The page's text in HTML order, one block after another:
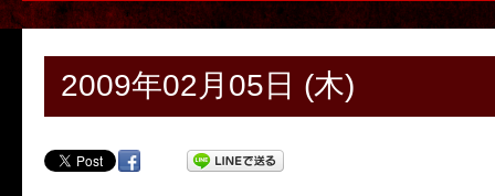
2009年02月05日 (木)